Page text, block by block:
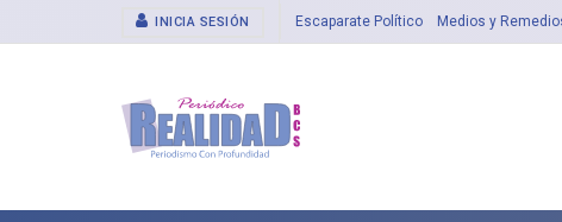
INICIA SESIÓN Escaparate Político Medios y